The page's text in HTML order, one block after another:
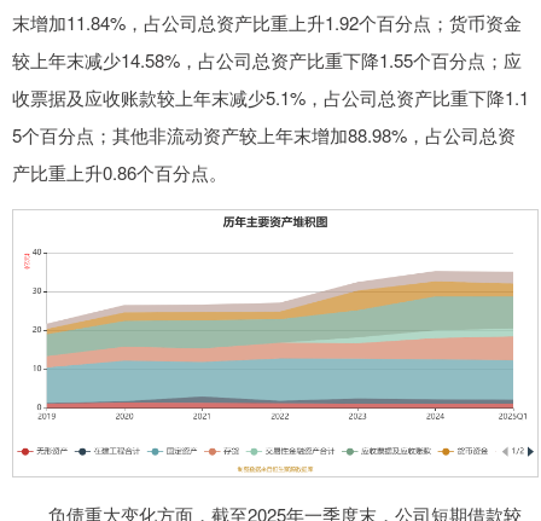
末增加11.84%，占公司总资产比重上升1.92个百分点；货币资金
较上年末减少14.58%，占公司总资产比重下降1.55个百分点；应
收票据及应收账款较上年末减少5.1%，占公司总资产比重下降1.1
5个百分点；其他非流动资产较上年末增加88.98%，占公司总资
产比重上升0.86个百分点。
负债重大变化方面，截至2025年一季度末，公司短期借款较